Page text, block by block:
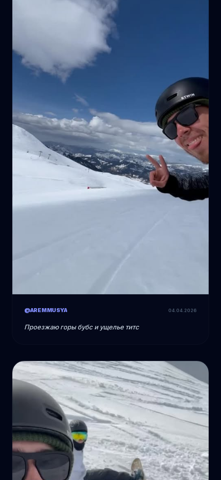
@AREMMUSYA 04.04.2026
Проезжаю горы бубс и ущелье титс